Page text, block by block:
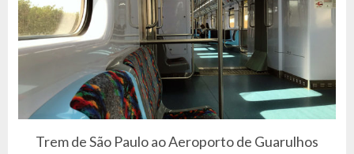
Trem de São Paulo ao Aeroporto de Guarulhos